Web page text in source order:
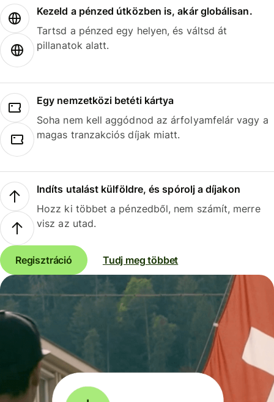
Kezeld a pénzed útközben is, akár globálisan.
Tartsd a pénzed egy helyen, és váltsd át
pillanatok alatt.
Egy nemzetközi betéti kártya
Soha nem kell aggódnod az árfolyamfelár vagy a
magas tranzakciós díjak miatt.
Indíts utalást külföldre, és spórolj a díjakon
Hozz ki többet a pénzedből, nem számít, merre
visz az utad.
Regisztráció Tudj meg többet